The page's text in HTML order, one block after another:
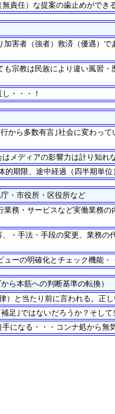
責任）な提案の歯止めができ
加害者（強者）救済（優遇）
も宗教は民族により違い風習
・・・！
から多数有言｣社会に変わっ
メディアの影響力は計り知
的期限、途中経過（四半期単
・市役所・区役所など
業務・サービスなど実働業務
・手法・手段の変更、業務
ューの明確化とチェック機能
ら本筋への判断基準の転換）
）と当たり前に言われる。正
足｣ではないだろうか？そし
になる・・・コンナ処から無